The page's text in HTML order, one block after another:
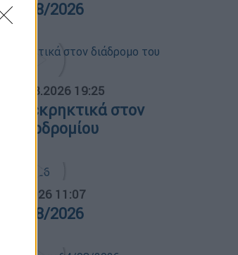
05/08/2026
05.08.2026 19:25
με εκρηκτικά στον
αεροδρομίου
11:07
08/2026